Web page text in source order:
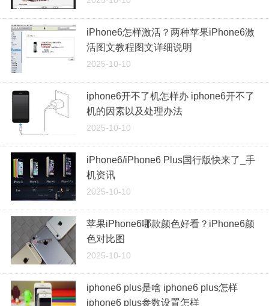
iPhone6怎样激活？两种苹果iPhone6激
活图文教程图文详细说明
2025-10-10
iphone6开不了机怎样办 iphone6开不了
机的因素以及处理办法
2025-10-10
iPhone6/iPhone6 Plus国行版快来了_手
机资讯
2025-10-10
苹果iPhone6哪款颜色好看？iPhone6颜
色对比图
2025-10-10
iphone6 plus是啥 iphone6 plus怎样
iphone6 plus参数设置怎样